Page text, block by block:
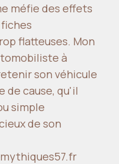
méfie des effets
flatteuses. Mon
à
son véhicule
de cause, qu'il
simple
de son